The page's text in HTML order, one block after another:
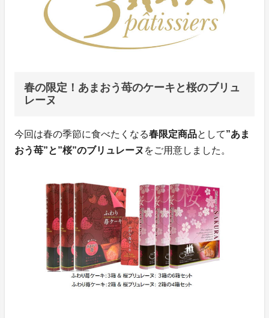
春の限定！あまおう苺のケーキと桜のブリュ
レーヌ
今回は春の季節に食べたくなる春限定商品として”あま
おう苺”と”桜”のブリュレーヌ をご用意しました。